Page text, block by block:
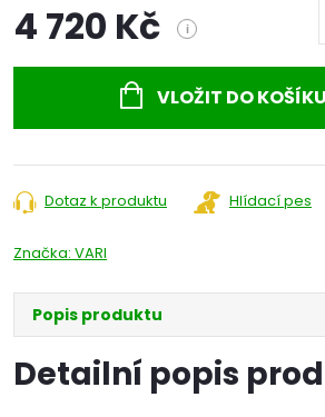
4 720 Kč i
VLOŽIT DO KOŠÍKU
Dotaz k produktu Hlídací pes
Značka: VARI
Popis produktu
Detailní popis